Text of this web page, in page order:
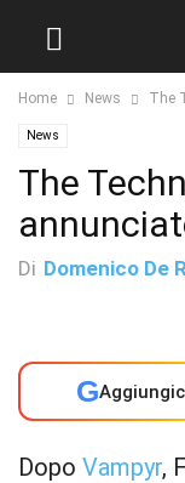
Home News The
News
The
Di Domenico De
G
Dopo Vampyr,